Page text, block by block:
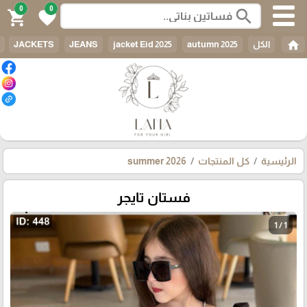
search
0
favorite
0
shopping_cart
home الكل JACKETS JEANS jacket Eid 2025 autumn 2025
الرئيسية كل المنتجات summer 2026
فستان تايجر
1 / 1